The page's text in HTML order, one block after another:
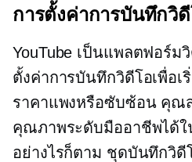
การตั้งค่าการบันทึกวิ
YouTube เป็นแพลตฟอร์
ตั้งค่าการบันทึกวิดีโอเพื่อเ
ราคาแพงหรือซับซ้อน คุณ
คุณภาพระดับมืออาชีพได้ใ
อย่างไรก็ตาม ชุดบันทึกวิ